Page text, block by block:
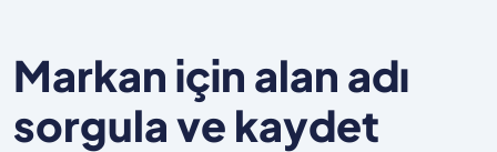
Markan için alan adı
sorgula ve kaydet